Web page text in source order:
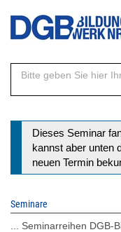
Direkt
Inhalt
Dieses Seminar
kannst aber unten
neuen Termin
Seminare
... Seminarreihen DGB-